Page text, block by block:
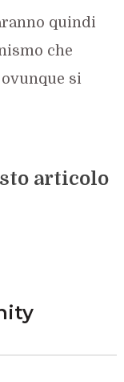
quindi
che
si
articolo